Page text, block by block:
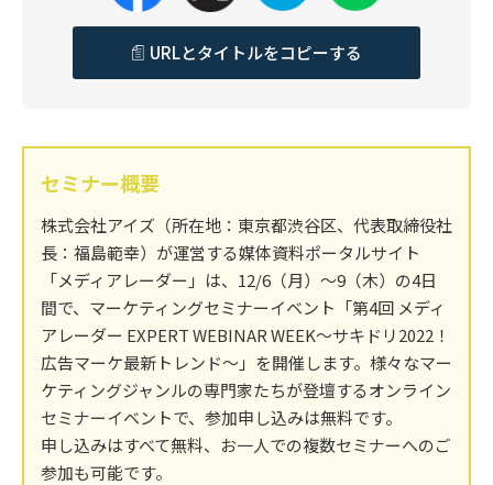
URLとタイトルをコピーする
セミナー概要
株式会社アイズ（所在地：東京都渋谷区、代表取締役社
長：福島範幸）が運営する媒体資料ポータルサイト
「メディアレーダー」は、12/6（月）～9（木）の4日
間で、マーケティングセミナーイベント「第4回 メディ
アレーダー EXPERT WEBINAR WEEK～サキドリ2022！
広告マーケ最新トレンド～」を開催します。様々なマー
ケティングジャンルの専門家たちが登壇するオンライン
セミナーイベントで、参加申し込みは無料です。
申し込みはすべて無料、お一人での複数セミナーへのご
参加も可能です。